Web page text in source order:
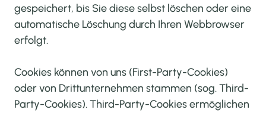
gespeichert, bis Sie diese selbst löschen oder eine
automatische Löschung durch Ihren Webbrowser
erfolgt.
Cookies können von uns (First-Party-Cookies)
oder von Drittunternehmen stammen (sog. Third-
Party-Cookies). Third-Party-Cookies ermöglichen